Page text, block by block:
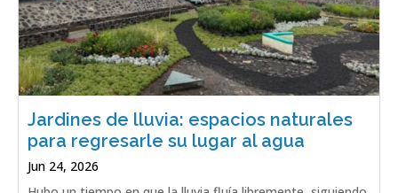
Jardines de lluvia: espacios naturales
para regresarle su lugar al agua
Jun 24, 2026